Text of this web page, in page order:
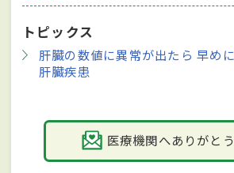
トピックス
肝臓の数値に異常が出たら 早め
肝臓疾患
医療機関へありがと